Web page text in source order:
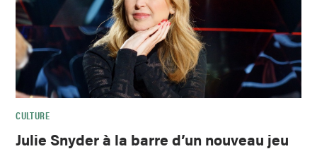
CULTURE
Julie Snyder à la barre d’un nouveau jeu